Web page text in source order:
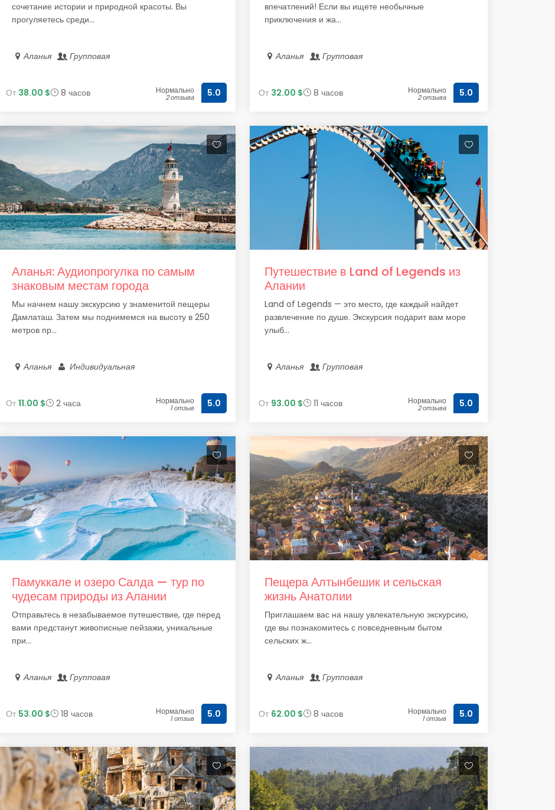
сочетание истории и природной красоты. Вы
прогуляетесь среди...
Аланья Групповая
От 38.00 $ 8 часов Нормально
2 отзыва 5.0
впечатлений! Если вы ищете необычные
приключения и жа...
Аланья Групповая
От 32.00 $ 8 часов Нормально
2 отзыва 5.0
Аланья: Аудиопрогулка по самым
знаковым местам города
Мы начнем нашу экскурсию у знаменитой пещеры
Дамлаташ. Затем мы поднимемся на высоту в 250
метров пр...
Аланья Индивидуальная
От 11.00 $ 2 часа Нормально
1 отзыв 5.0
Путешествие в Land of Legends из
Алании
Land of Legends — это место, где каждый найдет
развлечение по душе. Экскурсия подарит вам море
улыб...
Аланья Групповая
От 93.00 $ 11 часов Нормально
2 отзыва 5.0
Памуккале и озеро Салда — тур по
чудесам природы из Алании
Отправьтесь в незабываемое путешествие, где перед
вами предстанут живописные пейзажи, уникальные
при...
Аланья Групповая
От 53.00 $ 18 часов Нормально
1 отзыв 5.0
Пещера Алтынбешик и сельская
жизнь Анатолии
Приглашаем вас на нашу увлекательную экскурсию,
где вы познакомитесь с повседневным бытом
сельских ж...
Аланья Групповая
От 62.00 $ 8 часов Нормально
1 отзыв 5.0